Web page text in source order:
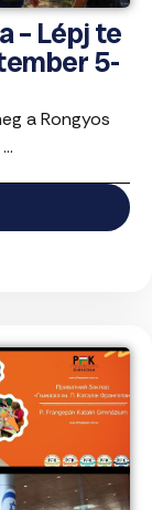
– Lépj te
5-
a Rongyos